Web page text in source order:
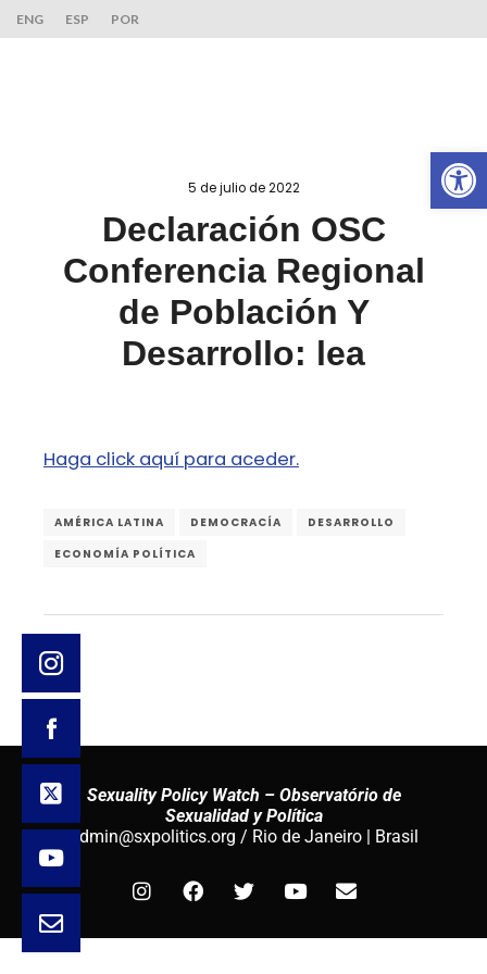
ENG ESP POR
5 de julio de 2022
Declaración OSC
Conferencia Regional
de Población Y
Desarrollo: lea
Haga click aquí para aceder.
AMÉRICA LATINA DEMOCRACÍA
DESARROLLO
ECONOMÍA POLÍTICA
Sexuality Policy Watch – Observatório de
Sexualidad y Política
admin@sxpolitics.org / Rio de Janeiro | Brasil